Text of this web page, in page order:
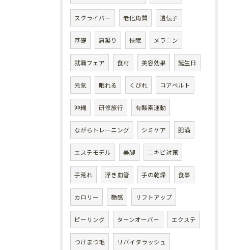
スクライバー 老化角質 遺伝子
基礎 肩凝り 快眠 メラニン
就職フェア 食材 美容効果 誕生日
元気 眠れる くびれ コアベルト
沖縄 研修旅行 有酸素運動
ながらトレーニング シミケア 肥満
エステモデル 美脚 ニキビ対策
手荒れ 浮き血管 手の乾燥 食事
カロリー 艶感 リフトアップ
ピーリング ターンオーバー エクステ
つけまつ毛 リバイタラッシュ